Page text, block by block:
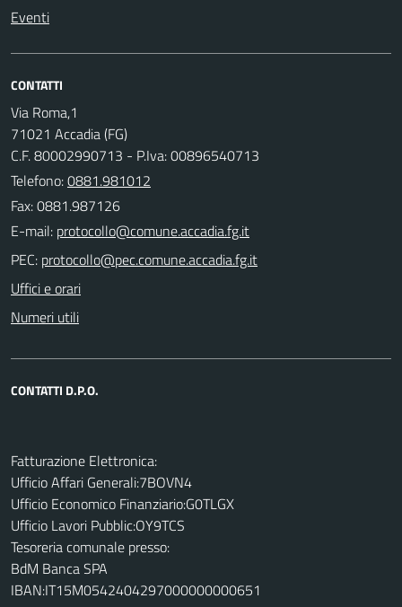
Eventi
CONTATTI
Via Roma,1
71021 Accadia (FG)
C.F. 80002990713 - P.Iva: 00896540713
Telefono:0881.981012
Fax: 0881.987126
E-mail:
PEC:
Uffici e orari
Numeri utili
CONTATTI D.P.O.
Fatturazione Elettronica:
Ufficio Affari Generali:7BOVN4
Ufficio Economico Finanziario:G0TLGX
Ufficio Lavori Pubblic:OY9TCS
Tesoreria comunale presso:
BdM Banca SPA
IBAN:IT15M0542404297000000000651